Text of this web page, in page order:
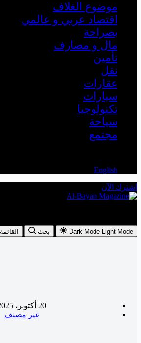
موضوع الغلاف
اقتصاد عربي و عالمي
بصراحة
مال و مصارف
تأمين
نقل
عقارات
سيارات
تكنولوجيا
سياحة
مجتمع
English
اشترك الآن
Dark Mode Light Mode بحث القائمة
20 أكتوبر، 2025
غير مصنف